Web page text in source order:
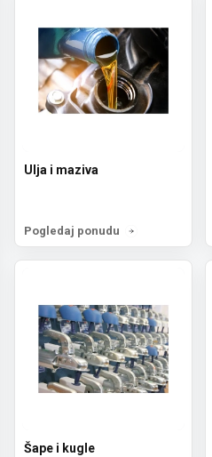
Ulja i maziva
Pogledaj ponudu
Šape i kugle